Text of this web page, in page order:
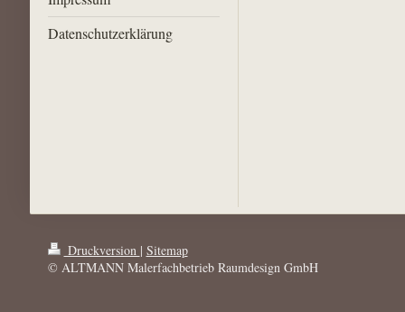
Datenschutzerklärung
Druckversion | Sitemap
© ALTMANN Malerfachbetrieb Raumdesign GmbH